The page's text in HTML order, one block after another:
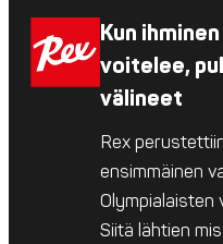
Kun
voitelee,
välineet
Rex
ensimmäinen
Olympialaisten
Siitä lähtien